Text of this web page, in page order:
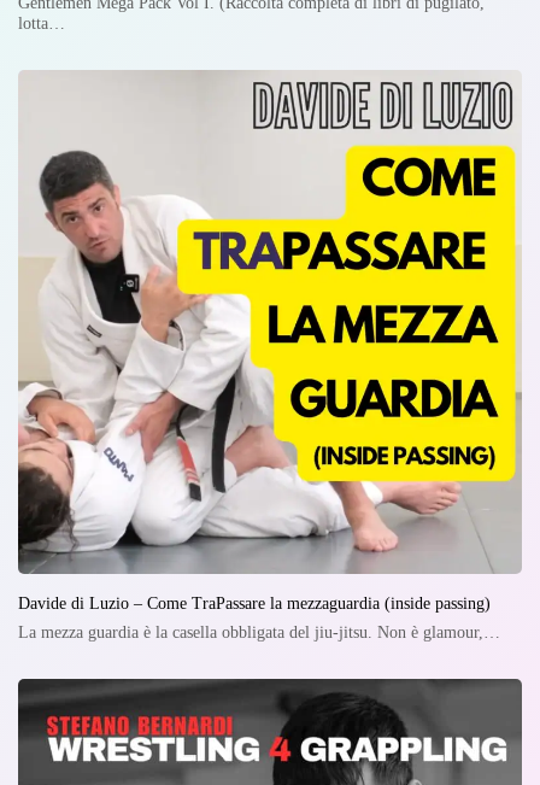
lotta…
Davide di Luzio – Come TraPassare la mezzaguardia (inside passing)
La mezza guardia è la casella obbligata del jiu-jitsu. Non è glamour,…